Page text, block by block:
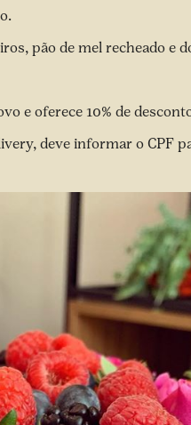
pão de mel recheado e
e oferece 10% de
deve informar o CPF